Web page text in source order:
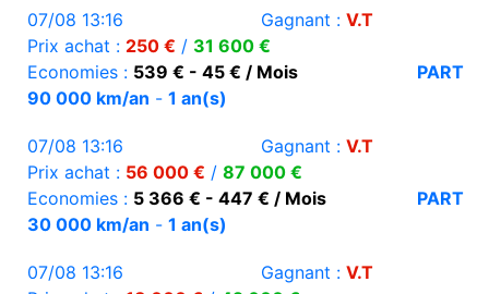
07/08 13:16 Gagnant : V.T
Prix achat : 250 € / 31 600 €
Economies : 539 € - 45 € / Mois
PART
90 000 km/an - 1 an(s)
07/08 13:16 Gagnant : V.T
Prix achat : 56 000 € / 87 000 €
Economies : 5 366 € - 447 € / Mois
PART
30 000 km/an - 1 an(s)
07/08 13:16 Gagnant : V.T